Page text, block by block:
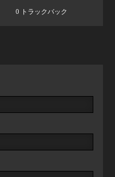
0 トラックバック